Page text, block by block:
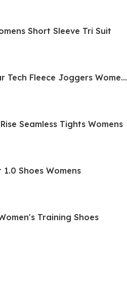
Short Sleeve Tri Suit
Sportswear Tech Fleece Joggers Womens
Seamless Tights Womens
Shoes Womens
Training Shoes